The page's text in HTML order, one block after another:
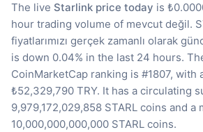
The live Starlink price today is
hour trading volume of mevcut değil.
fiyatlarımızı gerçek zamanlı olarak
is down 0.04% in the last 24 hours.
CoinMarketCap ranking is #1807, with
₺52,329,790 TRY. It has a circulating
9,979,172,029,858 STARL coins and a
10,000,000,000,000 STARL coins.